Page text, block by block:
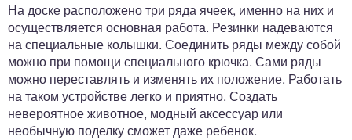
На доске расположено три ряда ячеек, именно на них и
осуществляется основная работа. Резинки надеваются
на специальные колышки. Соединить ряды между собой
можно при помощи специального крючка. Сами ряды
можно переставлять и изменять их положение. Работать
на таком устройстве легко и приятно. Создать
невероятное животное, модный аксессуар или
необычную поделку сможет даже ребенок.